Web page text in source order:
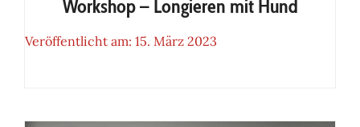
Workshop – Longieren mit Hund
Veröffentlicht am: 15. März 2023